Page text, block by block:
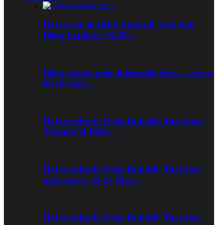
Hai cu noi în Delta Dunării! Tură foto
Delta Explorer 25-28…
Delta văzută prin obiectivele Sony – cum a
fost în tura…
Hai cu mine în Delta Dunării! Tură foto:
Toamna în Delta…
Hai cu mine în Delta Dunării! Tură foto
aniversară: 23-27 Mai…
Hai cu mine în Delta Dunării! Tura foto